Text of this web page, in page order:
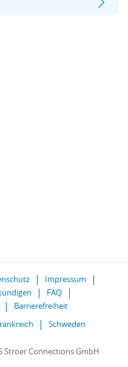
Impressum
FAQ
Barrierefreiheit
Schweden
Ströer Connections GmbH